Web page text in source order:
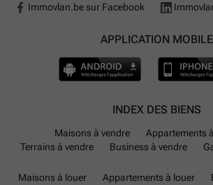
Immovlan.be sur Facebook
APPLICATION MOBILE
INDEX DES BIENS
Maisons à vendre
Appartements
Terrains à vendre
Business à vendre
Maisons à louer Appartements à louer